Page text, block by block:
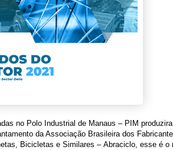
no Polo Industrial de Manaus – PIM
da Associação Brasileira dos
Bicicletas e Similares – Abraciclo, esse é o